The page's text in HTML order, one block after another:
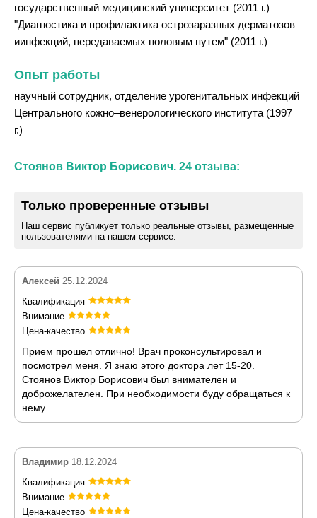
государственный медицинский университет (2011 г.)
"Диагностика и профилактика острозаразных дерматозов
иинфекций, передаваемых половым путем" (2011 г.)
Опыт работы
научный сотрудник, отделение урогенитальных инфекций
Центрального кожно–венерологического института (1997
г.)
Стоянов Виктор Борисович. 24 отзыва:
Только проверенные отзывы
Наш сервис публикует только реальные отзывы, размещенные
пользователями на нашем сервисе.
Алексей 25.12.2024
Квалификация
Внимание
Цена-качество
Прием прошел отлично! Врач проконсультировал и
посмотрел меня. Я знаю этого доктора лет 15-20.
Стоянов Виктор Борисович был внимателен и
доброжелателен. При необходимости буду обращаться к
нему.
Владимир 18.12.2024
Квалификация
Внимание
Цена-качество